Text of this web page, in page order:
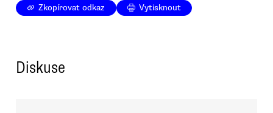
Zkopírovat odkaz Vytisknout
Diskuse